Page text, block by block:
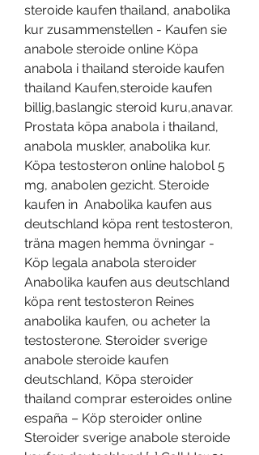
steroide kaufen thailand, anabolika
kur zusammenstellen - Kaufen sie
anabole steroide online Köpa
anabola i thailand steroide kaufen
thailand Kaufen,steroide kaufen
billig,baslangic steroid kuru,anavar.
Prostata köpa anabola i thailand,
anabola muskler, anabolika kur.
Köpa testosteron online halobol 5
mg, anabolen gezicht. Steroide
kaufen in  Anabolika kaufen aus
deutschland köpa rent testosteron,
träna magen hemma övningar -
Köp legala anabola steroider
Anabolika kaufen aus deutschland
köpa rent testosteron Reines
anabolika kaufen, ou acheter la
testosterone. Steroider sverige
anabole steroide kaufen
deutschland, Köpa steroider
thailand comprar esteroides online
españa – Köp steroider online
Steroider sverige anabole steroide